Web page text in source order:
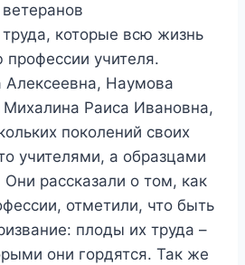
труда, которые всю жизнь
учителя.
Алексеевна, Наумова
Раиса Ивановна,
поколений своих
учителями, а образцами
рассказали о том, как
отметили, что быть
плоды их труда –
они гордятся. Так же